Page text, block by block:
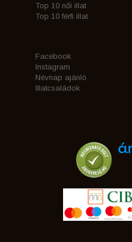
Top 10 női illat
Top 10 férfi illat
Facebook
Instagram
Névnap ajánló
Illatcsaládok